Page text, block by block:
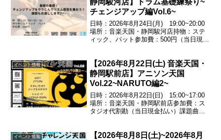
チェンジアップ編Vol.6~
日時：2026年8月24日(月) 19:00~20:00
場所：音楽天国・静岡駿河店持物：ステ
ィック、パット参加費：500円（当日現金
します♪エントリー受付中！054...
イベント情報
【2026年8月22日(土) 音楽天国・
静岡駅前店】アニソン天国
Vol.22~NARUTO編2~
日時：2026年8月22日(日) 15:00~17:00
場所：音楽天国・静岡駅前店参加費：ス
タジオ代割勘（当日現金払い）課題曲
トリー受付中！お問い合わ...
イベント情報
【2026年8月8日(土)~2026年8月